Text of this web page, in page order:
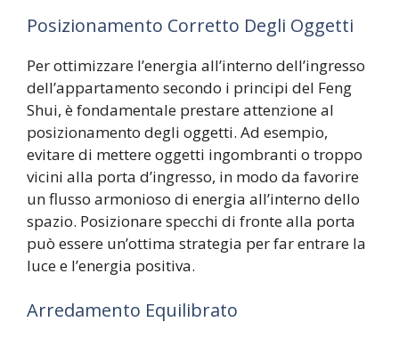
Posizionamento Corretto Degli Oggetti
Per ottimizzare l’energia all’interno dell’ingresso
dell’appartamento secondo i principi del Feng
Shui, è fondamentale prestare attenzione al
posizionamento degli oggetti. Ad esempio,
evitare di mettere oggetti ingombranti o troppo
vicini alla porta d’ingresso, in modo da favorire
un flusso armonioso di energia all’interno dello
spazio. Posizionare specchi di fronte alla porta
può essere un’ottima strategia per far entrare la
luce e l’energia positiva.
Arredamento Equilibrato